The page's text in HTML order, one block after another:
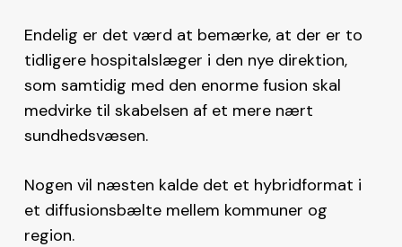
Endelig er det værd at bemærke, at der er to
tidligere hospitalslæger i den nye direktion,
som samtidig med den enorme fusion skal
medvirke til skabelsen af et mere nært
sundhedsvæsen.
Nogen vil næsten kalde det et hybridformat i
et diffusionsbælte mellem kommuner og
region.